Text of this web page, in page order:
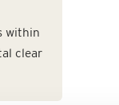
within
clear